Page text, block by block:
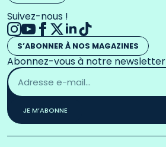
Suivez-nous !
S’ABONNER À NOS MAGAZINES
Abonnez-vous à notre newsletter
Adresse
email
*
JE M’ABONNE